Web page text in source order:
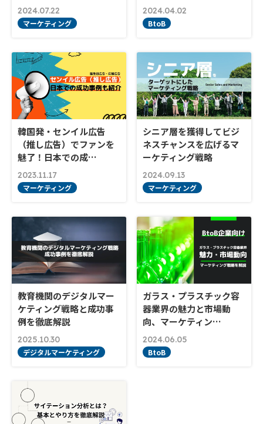
2024.07.22
マーケティング
2024.04.02
BtoB
韓国発・センイル広告
（推し広告）でファンを
魅了！日本での成…
2023.11.17
マーケティング
シニア層を獲得してビジ
ネスチャンスを広げるマ
ーケティング戦略
2024.09.13
マーケティング
教育機関のデジタルマー
ケティング戦略と成功事
例を徹底解説
2025.10.30
デジタルマーケティング
ガラス・プラスチック容
器業界の魅力と市場動
向、マーケティン…
2024.06.05
BtoB